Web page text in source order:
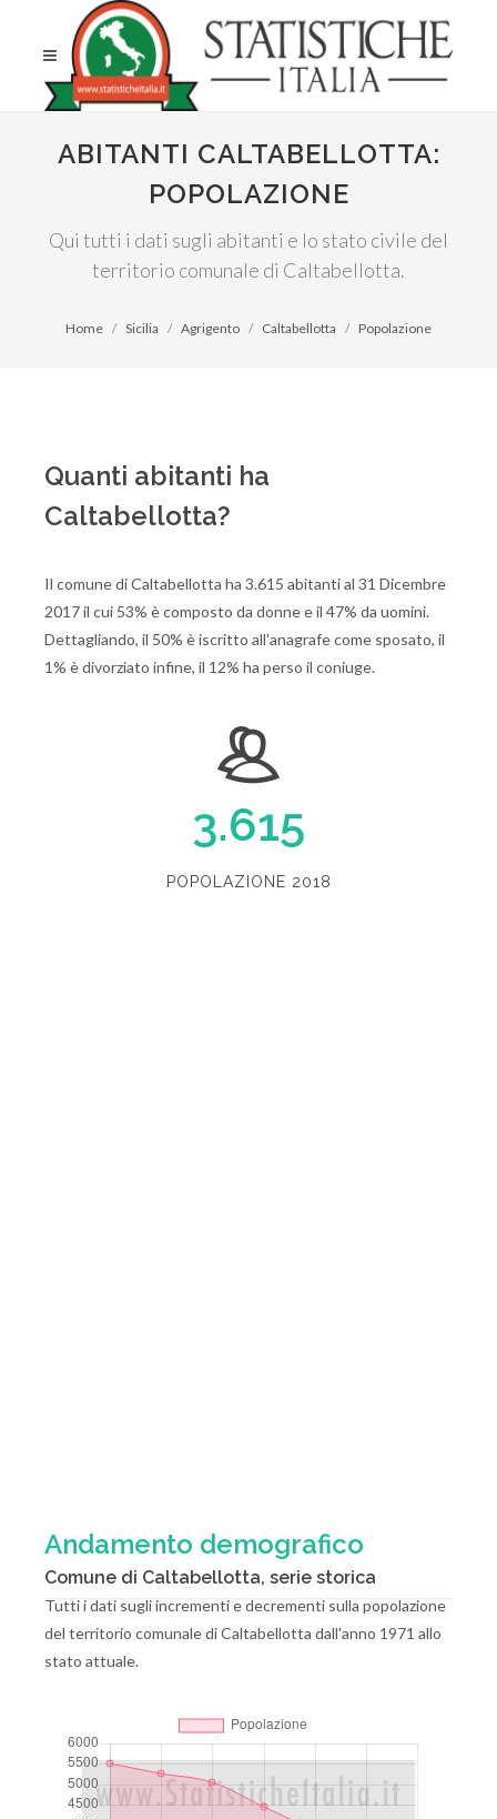
ABITANTI CALTABELLOTTA:
POPOLAZIONE
Qui tutti i dati sugli abitanti e lo stato civile del
territorio comunale di Caltabellotta.
Home Sicilia Agrigento Caltabellotta Popolazione
Quanti abitanti ha
Caltabellotta?
Il comune di Caltabellotta ha 3.615 abitanti al 31 Dicembre
2017 il cui 53% è composto da donne e il 47% da uomini.
Dettagliando, il 50% è iscritto all'anagrafe come sposato, il
1% è divorziato infine, il 12% ha perso il coniuge.
3.615
POPOLAZIONE 2018
Andamento demografico
Comune di Caltabellotta, serie storica
Tutti i dati sugli incrementi e decrementi sulla popolazione
del territorio comunale di Caltabellotta dall'anno 1971 allo
stato attuale.